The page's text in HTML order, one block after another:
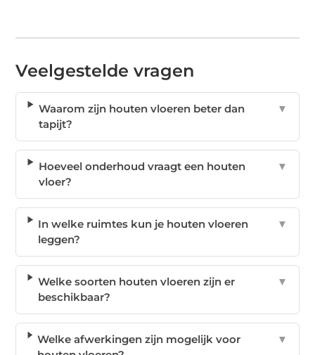
Veelgestelde vragen
Waarom zijn houten vloeren beter dan
tapijt?
▼
Hoeveel onderhoud vraagt een houten
vloer?
▼
In welke ruimtes kun je houten vloeren
leggen?
▼
Welke soorten houten vloeren zijn er
beschikbaar?
▼
Welke afwerkingen zijn mogelijk voor
▼